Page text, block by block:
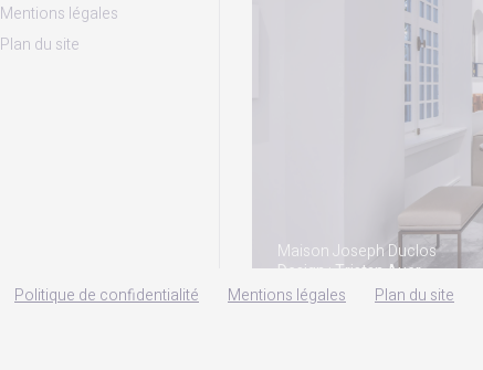
Mentions légales
Plan du site
Maison Joseph Duclos
Design : Tristan Auer
Politique de confidentialité
Mentions légales Plan du site